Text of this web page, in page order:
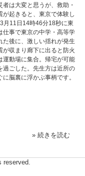
は大変と思うが、救助・
起きると、東京で体験し
月11日14時46分18秒に東
仕事で東京の中学・高等学
後に、激しい揺れが発生
が収まり廊下に出ると防火
運動場に集合。帰宅が可能
過ごした。先生方は近所の
脳裏に浮かぶ事柄です。
» 続きを読む
reserved.